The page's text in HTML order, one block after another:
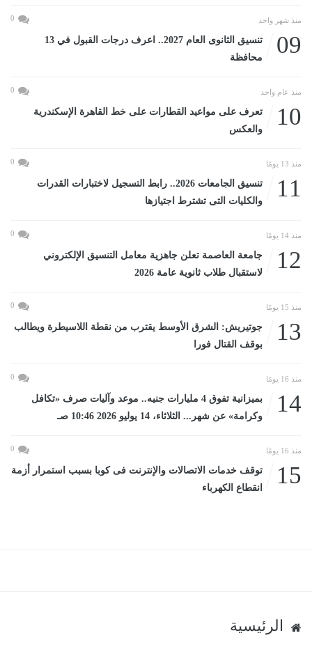
منذ شهر واحد 0
09
تنسيق الثانوى العام 2027.. اعرف درجات القبول في 13
محافظة
منذ عام واحد 0
10
تعرف على مواعيد القطارات على خط القاهرة الإسكندرية
والعكس
منذ 13 يومًا 0
11
تنسيق الجامعات 2026.. رابط التسجيل لاختبارات القدرات
والكليات التى تشترط اجتيازها
منذ 14 يومًا 0
12
جامعة العاصمة تعلن جاهزية معامل التنسيق الإلكتروني
لاستقبال طلاب ثانوية عامة 2026
منذ 15 يومًا 0
13
جوتيريش: الشرق الأوسط يقترب من نقطة اللاسيطرة ويطالب
بوقف القتال فورا
منذ 16 يومًا 0
14
بميزانية تفوق 4 مليارات جنيه.. موعد وآليات صرف «تكافل
وكرامة» عن شهر... الثلاثاء، 14 يوليو 2026 10:46 صـ
منذ 16 يومًا 0
15
توقف خدمات الاتصالات والإنترنت فى كوبا بسبب استمرار أزمة
انقطاع الكهرباء
الرئيسية